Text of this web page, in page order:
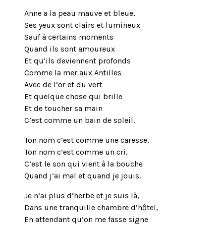
Anne a la peau mauve et bleue,
Ses yeux sont clairs et lumineux
Sauf à certains moments
Quand ils sont amoureux
Et qu’ils deviennent profonds
Comme la mer aux Antilles
Avec de l’or et du vert
Et quelque chose qui brille
Et de toucher sa main
C’est comme un bain de soleil.
Ton nom c’est comme une caresse,
Ton nom c’est comme un cri,
C’est le son qui vient à la bouche
Quand j’ai mal et quand je jouis.
Je n’ai plus d’herbe et je suis là,
Dans une tranquille chambre d’hôtel,
En attendant qu’on me fasse signe